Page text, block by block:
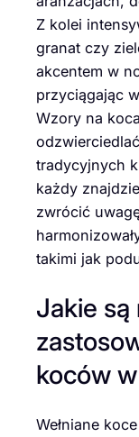
Z kolei
granat czy
akcentem w
przyciągając
Wzory na
tradycyjnych
każdy
zwrócić
takimi jak
Jakie są
koców
Wełniane